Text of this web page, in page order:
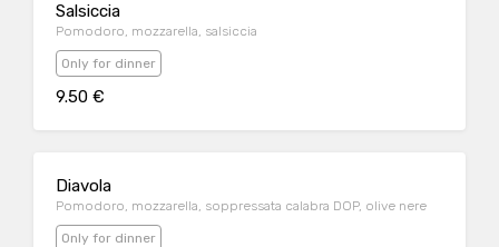
Salsiccia
Pomodoro, mozzarella, salsiccia
Only for dinner
9.50 €
Diavola
Pomodoro, mozzarella, soppressata calabra DOP, olive nere
Only for dinner